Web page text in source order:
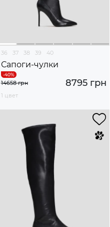
36 37 38 39 40
Сапоги-чулки
8795 грн
14658 грн
1 цвет